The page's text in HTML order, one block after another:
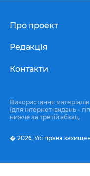
Про проект
Редакція
Контакти
Використання
(для інтернет-видань -
нижче за третій абзац.
� 2026, Усі права